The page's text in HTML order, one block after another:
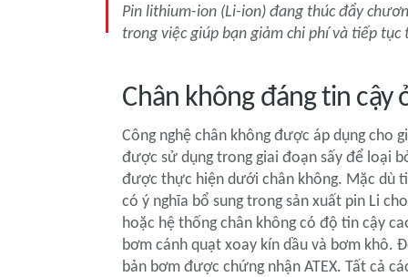
Pin lithium-ion (Li-ion) đang thúc đẩy
trong việc giúp bạn giảm chi phí và tiếp
Chân không đáng tin
Công nghệ chân không được áp dụng cho
được sử dụng trong giai đoạn sấy để loại
được thực hiện dưới chân không. Mặc dù
có ý nghĩa bổ sung trong sản xuất pin Li
hoặc hệ thống chân không có độ tin cậy
bơm cánh quạt xoay kín dầu và bơm khô.
bản bơm được chứng nhận ATEX. Tất cả